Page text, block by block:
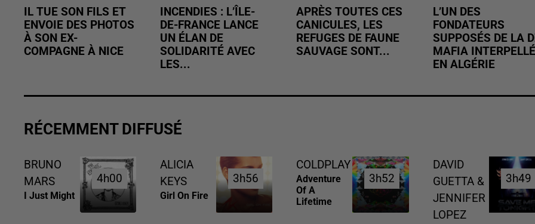
IL TUE SON FILS ET
ENVOIE DES PHOTOS
À SON EX-
COMPAGNE À NICE
INCENDIES : L’ÎLE-
DE-FRANCE LANCE
UN ÉLAN DE
SOLIDARITÉ AVEC
LES...
APRÈS TOUTES CES
CANICULES, LES
REFUGES DE FAUNE
SAUVAGE SONT...
L’UN DES
FONDATEURS
SUPPOSÉS DE LA
MAFIA INTERPELLÉ
EN ALGÉRIE
RÉCEMMENT DIFFUSÉ
BRUNO
MARS
I Just Might
4h00
4h00
ALICIA
KEYS
Girl On Fire
3h56
3h56
COLDPLAY
Adventure
Of A
Lifetime
3h52
3h52
DAVID
GUETTA &
JENNIFER
LOPEZ
3h49
3h49